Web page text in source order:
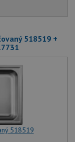
518519 +
518519